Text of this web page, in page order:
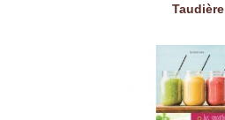
Taudière